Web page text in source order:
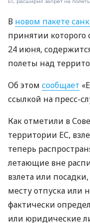
ЕС расширил запрет на
В новом пакете
принятии которого
24 июня,
полеты над
Об этом сообщает
ссылкой на пресс-
Как отметили в
территории ЕС,
теперь
летающие вне
взлета или
месту отпуска или
фактически
или юридические